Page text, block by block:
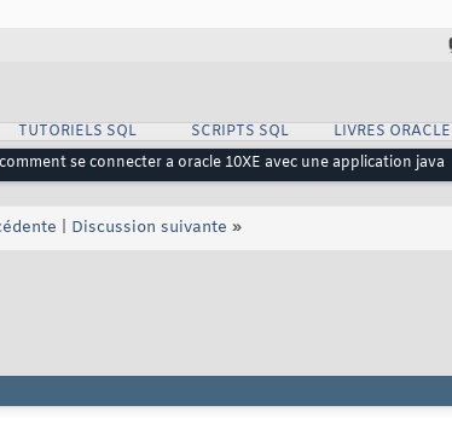
TUTORIELS SQL SCRIPTS SQL LIVRES ORACLE
comment se connecter a oracle 10XE avec une application java
Discussion suivante »